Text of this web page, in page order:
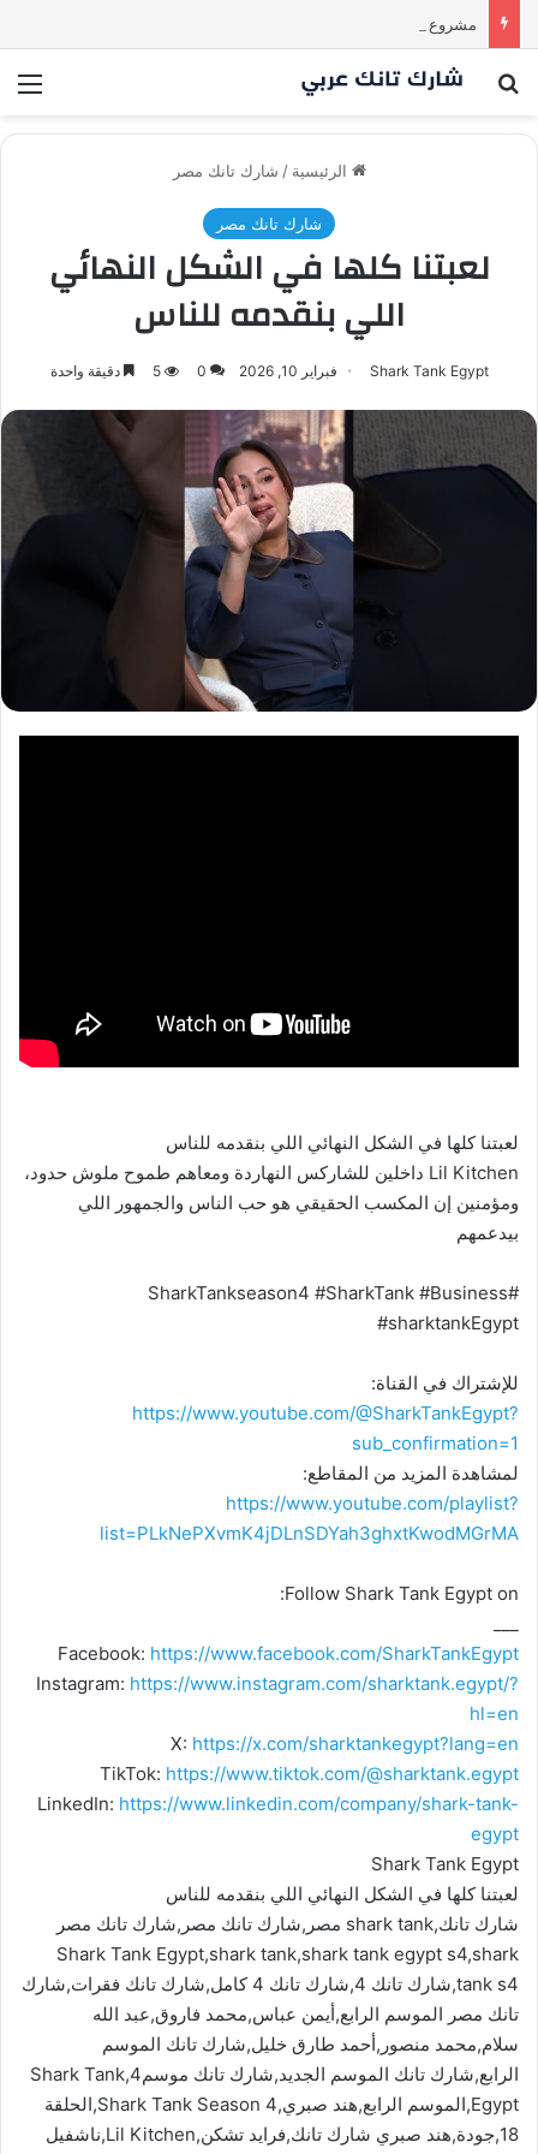
بحث عن
الرئيسية / شارك تانك مصر
شارك تانك مصر
لعبتنا كلها في الشكل النهائي
اللي بنقدمه للناس
Shark Tank Egypt فبراير 10, 2026 0
5 دقيقة واحدة
لعبتنا كلها في الشكل النهائي اللي بنقدمه للناس
Lil Kitchen داخلين للشاركس النهاردة ومعاهم طموح ملوش حدود،
ومؤمنين إن المكسب الحقيقي هو حب الناس والجمهور اللي
بيدعمهم
#SharkTankseason4 #SharkTank #Business
#sharktankEgypt
للإشتراك في القناة:
https://www.youtube.com/@SharkTankEgypt?
sub_confirmation=1
لمشاهدة المزيد من المقاطع:
https://www.youtube.com/playlist?
list=PLkNePXvmK4jDLnSDYah3ghxtKwodMGrMA
Follow Shark Tank Egypt on:
Facebook: https://www.facebook.com/SharkTankEgypt
Instagram: https://www.instagram.com/sharktank.egypt/?
hl=en
X: https://x.com/sharktankegypt?lang=en
TikTok: https://www.tiktok.com/@sharktank.egypt
LinkedIn: https://www.linkedin.com/company/shark-tank-
egypt
Shark Tank Egypt
لعبتنا كلها في الشكل النهائي اللي بنقدمه للناس
شارك تانك,shark tank مصر,شارك تانك مصر,شارك تانك مصر
Shark Tank Egypt,shark tank,shark tank egypt s4,shark
tank s4,شارك تانك 4,شارك تانك 4 كامل,شارك تانك فقرات,شارك
تانك مصر الموسم الرابع,أيمن عباس,محمد فاروق,عبد الله
سلام,محمد منصور,أحمد طارق خليل,شارك تانك الموسم
الرابع,شارك تانك الموسم الجديد,شارك تانك موسم4,Shark Tank
Egypt,الموسم الرابع,هند صبري,Shark Tank Season 4,الحلقة
18,جودة,هند صبري شارك تانك,فرايد تشكن,Lil Kitchen,ناشفيل